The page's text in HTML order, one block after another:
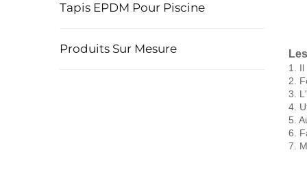
Tapis EPDM Pour Piscine
Produits Sur Mesure
1.
2.
3.
4.
5.
6.
7.